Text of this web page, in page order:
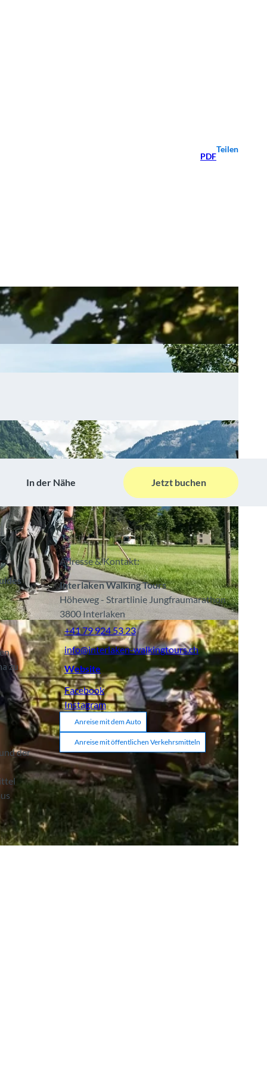
PDF
Teilen
SA
In der Nähe Jetzt buchen
zu
der
Adresse & Kontakt:
Interlaken Walking Tours
Höheweg - Strartlinie Jungfraumarathon
3800 Interlaken
+41 79 924 53 23
info@interlaken-walkingtours.ch
Website
Facebook
Instagram
Anreise mit dem Auto
Anreise mit öffentlichen Verkehrsmitteln